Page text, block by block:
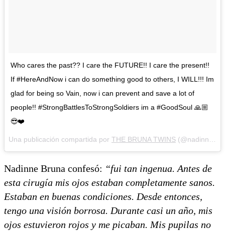
Who cares the past?? I care the FUTURE!! I care the present!!
If #HereAndNow i can do something good to others, I WILL!!! Im
glad for being so Vain, now i can prevent and save a lot of
people!! #StrongBattlesToStrongSoldiers im a #GoodSoul 🙏🏼
😎❤️
Una publicación compartida por THE BRUNA TWINS (@nadinne.bruna.model) el
Nadinne Bruna confesó: “fui tan ingenua. Antes de
esta cirugía mis ojos estaban completamente sanos.
Estaban en buenas condiciones. Desde entonces,
tengo una visión borrosa. Durante casi un año, mis
ojos estuvieron rojos y me picaban. Mis pupilas no